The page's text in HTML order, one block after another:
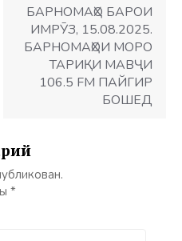
БАРНОМАҲО БАРОИ
ИМРӮЗ, 15.08.2025.
БАРНОМАҲОИ МОРО
ТАРИҚИ МАВҶИ
106.5 FM ПАЙГИР
БОШЕД
*